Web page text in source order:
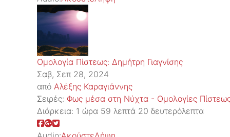
Ομολογία Πίστεως: Δημήτρη Γιαγνίσης
Σαβ, Σεπ 28, 2024
από Αλέξης Καραγιάννης
Σειρές: Φως μέσα στη Νύχτα - Ομολογίες
Διάρκεια: 1 ώρα 59 λεπτά 20 δευτερόλεπτα